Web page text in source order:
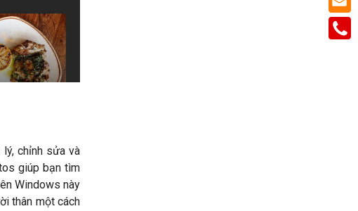
chỉnh sửa và
giúp bạn tìm
Windows này
thân một cách